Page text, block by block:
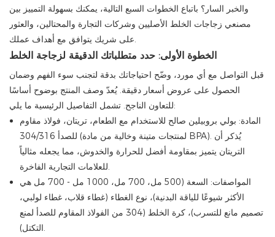
والخبر السار؟ باتباع الخطوات السبع التالية، يمكنك بسهولة التمييز بين
مصنعي زجاجات الخلط الأصليين وشركات التجارة والمحتالين، والعثور
على شريك يتوافق مع أهداف عملك.
الخطوة الأولى: حدد متطلباتك الدقيقة لزجاجة الخلط
قبل التواصل مع أي مورد، وضّح احتياجاتك بدقة لتجنب سوء الفهم وضمان
الحصول على عروض أسعار دقيقة. يُعدّ وصف المنتج بوضوح أساسًا
للتعاون الناجح. تشمل التفاصيل الرئيسية ما يلي:
المادة: بولي بروبيلين صالح للاستخدام مع الطعام، تريتان، فولاذ مقاوم
للصدأ 304/316 (لمنتجات متينة وخالية من مادة BPA). يُذكر أن
التريتان يتميز بمقاومة أفضل للحرارة والخدوش، مما يجعله مثالياً
للعلامات التجارية الفاخرة.
المواصفات: السعة (500 مل، 700 مل، 1000 مل - 700 مل هي
الأكثر شيوعًا للياقة البدنية)، نوع الغطاء (غطاء قلاب، غطاء لولبي،
تصميم مانع للتسرب)، كرة الخلط (304 من الفولاذ المقاوم للصدأ لمنع
التكتل).